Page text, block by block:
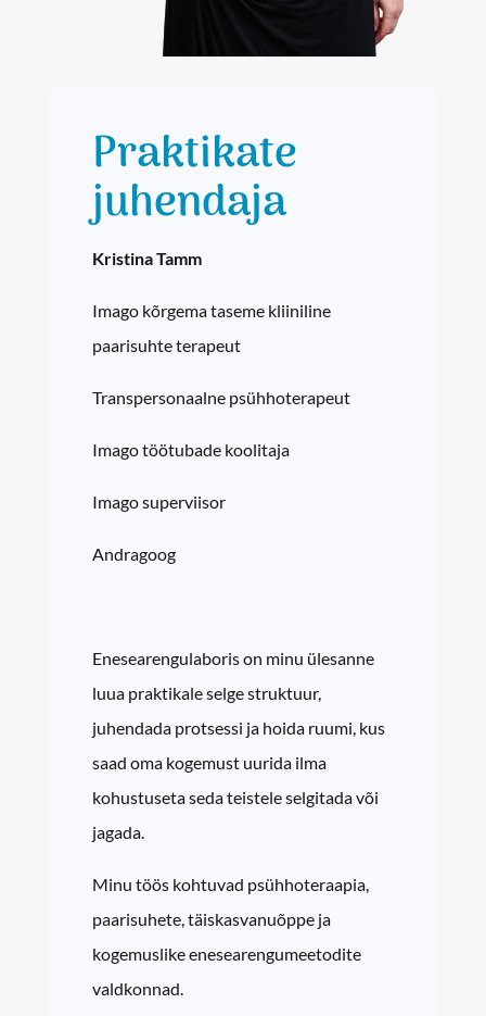
Praktikate
juhendaja
Kristina Tamm
Imago kõrgema taseme kliiniline
paarisuhte terapeut
Transpersonaalne psühhoterapeut
Imago töötubade koolitaja
Imago superviisor
Andragoog
Enesearengulaboris on minu ülesanne
luua praktikale selge struktuur,
juhendada protsessi ja hoida ruumi, kus
saad oma kogemust uurida ilma
kohustuseta seda teistele selgitada või
jagada.
Minu töös kohtuvad psühhoteraapia,
paarisuhete, täiskasvanuõppe ja
kogemuslike enesearengumeetodite
valdkonnad.